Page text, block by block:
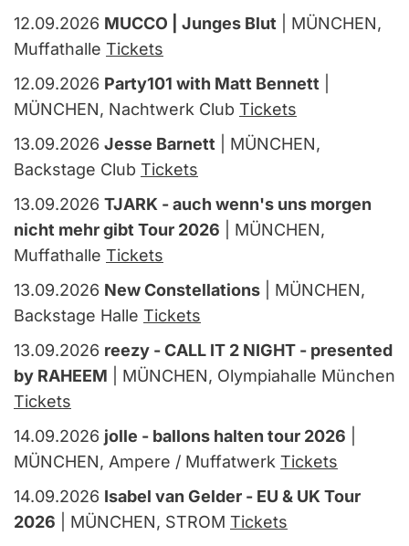
12.09.2026 MUCCO | Junges Blut | MÜNCHEN,
Muffathalle Tickets
12.09.2026 Party101 with Matt Bennett
MÜNCHEN, Nachtwerk Club Tickets
13.09.2026 Jesse Barnett | MÜNCHEN,
Backstage Club Tickets
13.09.2026 TJARK - auch wenn's uns morgen
nicht mehr gibt Tour 2026 | MÜNCHEN,
Muffathalle Tickets
13.09.2026 New Constellations | MÜNCHEN,
Backstage Halle Tickets
13.09.2026 reezy - CALL IT 2 NIGHT - presented
by RAHEEM | MÜNCHEN, Olympiahalle München
Tickets
14.09.2026 jolle - ballons halten tour 2026
MÜNCHEN, Ampere / Muffatwerk Tickets
14.09.2026 Isabel van Gelder - EU & UK Tour
2026 | MÜNCHEN, STROM Tickets